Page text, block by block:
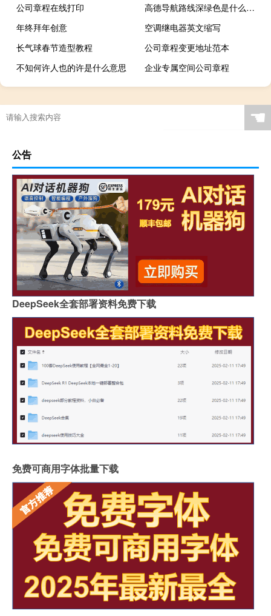
公司章程在线打印
高德导航路线深绿色是什么意思
年终拜年创意
空调继电器英文缩写
长气球春节造型教程
公司章程变更地址范本
不知何许人也的许是什么意思
企业专属空间公司章程
☚
公告
DeepSeek全套部署资料免费下载
免费可商用字体批量下载